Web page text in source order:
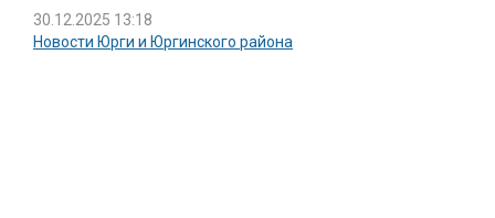
30.12.2025 13:18
Новости Юрги и Юргинского района